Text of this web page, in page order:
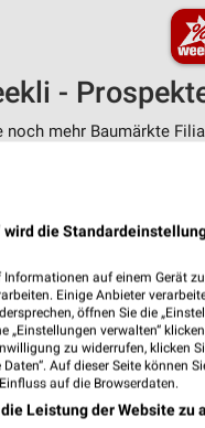
-
noch mehr Baumärkte
✔Push-
Einkaufsliste -
auch mobil – App
wird die
auf einem Gerät
Einige Anbieter
öffnen Sie die
verwalten“
zu widerrufen, klicken
Auf dieser Seite können
auf die Browserdaten.
Leistung der Website zu